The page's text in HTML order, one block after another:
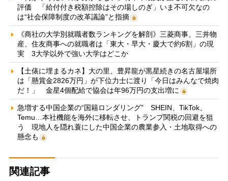
評価 「給付付き税額控除はその場しのぎ」いま不可欠なの
は“社会保障制度の改革議論”と指摘
《商社の大学別就職者数ランキングを解剖》三菱商事、三井物
産、住友商事への就職者は「東大・早大・慶大で約6割」の現
実 3大学以外で強い大学はどこか
【土俵に埋まるカネ】大の里、豊昇龍が黒星続きの名古屋場所
は「懸賞金2826万円」が下位力士に渡り「今日はみんなで焼肉
だ！」 金星4個配給で協会は年96万円の支出増に
急増する中国企業の“国籍ロンダリング” SHEIN、TikTok、
Temu…本社機能を海外に移転させ、トランプ関税の回避を狙
う 現地人を隠れ蓑にした中国企業の農業参入・土地取得への
懸念も
関連記事